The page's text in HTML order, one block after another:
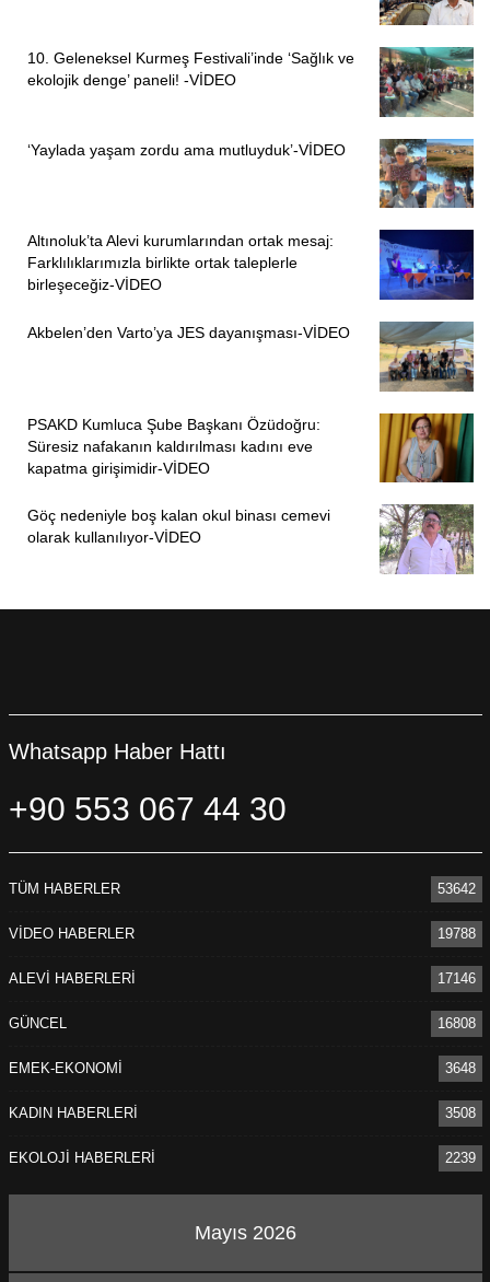
10. Geleneksel Kurmeş Festivali’inde ‘Sağlık ve
ekolojik denge’ paneli! -VİDEO
‘Yaylada yaşam zordu ama mutluyduk’-VİDEO
Altınoluk’ta Alevi kurumlarından ortak mesaj:
Farklılıklarımızla birlikte ortak taleplerle
birleşeceğiz-VİDEO
Akbelen’den Varto’ya JES dayanışması-VİDEO
PSAKD Kumluca Şube Başkanı Özüdoğru:
Süresiz nafakanın kaldırılması kadını eve
kapatma girişimidir-VİDEO
Göç nedeniyle boş kalan okul binası cemevi
olarak kullanılıyor-VİDEO
Whatsapp Haber Hattı
+90 553 067 44 30
TÜM HABERLER 53642
VİDEO HABERLER 19788
ALEVİ HABERLERİ 17146
GÜNCEL 16808
EMEK-EKONOMİ 3648
KADIN HABERLERİ 3508
EKOLOJİ HABERLERİ 2239
Mayıs 2026